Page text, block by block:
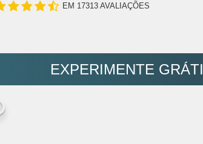
EM 17313 AVALIAÇÕES
EXPERIMENTE